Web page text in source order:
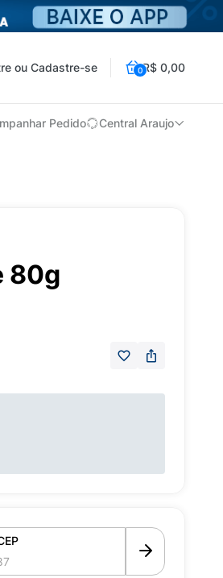
ou Cadastre-se 0R$ 0,00
Pedido Central Araujo
80g